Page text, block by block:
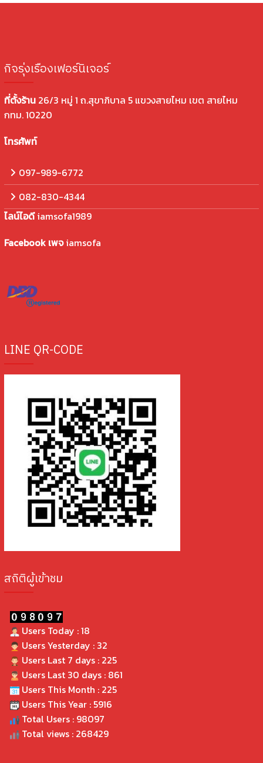
กิจรุ่งเรืองเฟอร์นิเจอร์
ที่ตั้งร้าน26/3 หมู่ 1 ถ.สุขาภิบาล 5 แขวงสายไหม เขต สายไหม
กทม. 10220
โทรศัพท์
097-989-6772
082-830-4344
ไลน์ไอดี iamsofa1989
Facebook เพจ iamsofa
LINE QR-CODE
สถิติผู้เข้าชม
Users Today : 18
Users Yesterday : 32
Users Last 7 days : 225
Users Last 30 days : 861
Users This Month : 225
Users This Year : 5916
Total Users : 98097
Total views : 268429